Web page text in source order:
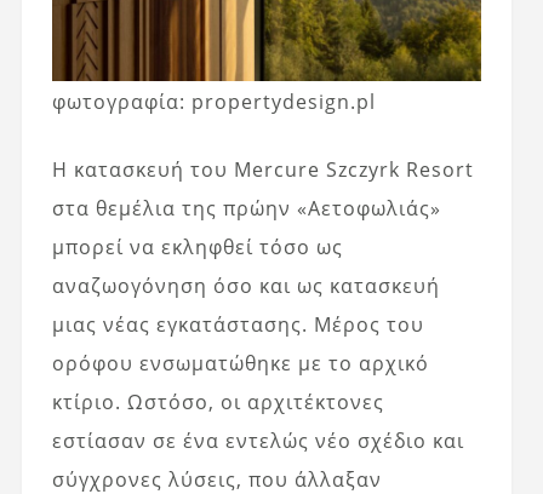
φωτογραφία: propertydesign.pl
Η κατασκευή του Mercure Szczyrk Resort
στα θεμέλια της πρώην «Αετοφωλιάς»
μπορεί να εκληφθεί τόσο ως
αναζωογόνηση όσο και ως κατασκευή
μιας νέας εγκατάστασης. Μέρος του
ορόφου ενσωματώθηκε με το αρχικό
κτίριο. Ωστόσο, οι αρχιτέκτονες
εστίασαν σε ένα εντελώς νέο σχέδιο και
σύγχρονες λύσεις, που άλλαξαν